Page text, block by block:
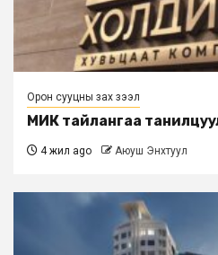
Орон сууцны зах зээл
МИК тайлангаа
4 жил ago Аюуш Энхтуул